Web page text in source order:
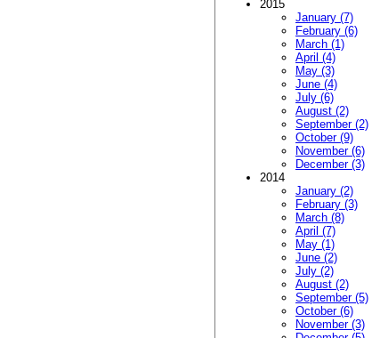
2015
January (7)
February (6)
March (1)
April (4)
May (3)
June (4)
July (6)
August (2)
September (2)
October (9)
November (6)
December (3)
2014
January (2)
February (3)
March (8)
April (7)
May (1)
June (2)
July (2)
August (2)
September (5)
October (6)
November (3)